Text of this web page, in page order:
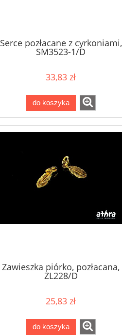
Serce pozłacane z cyrkoniami,
SM3523-1/D
33,83 zł
do koszyka
Zawieszka piórko, pozłacana,
ZL228/D
25,83 zł
do koszyka